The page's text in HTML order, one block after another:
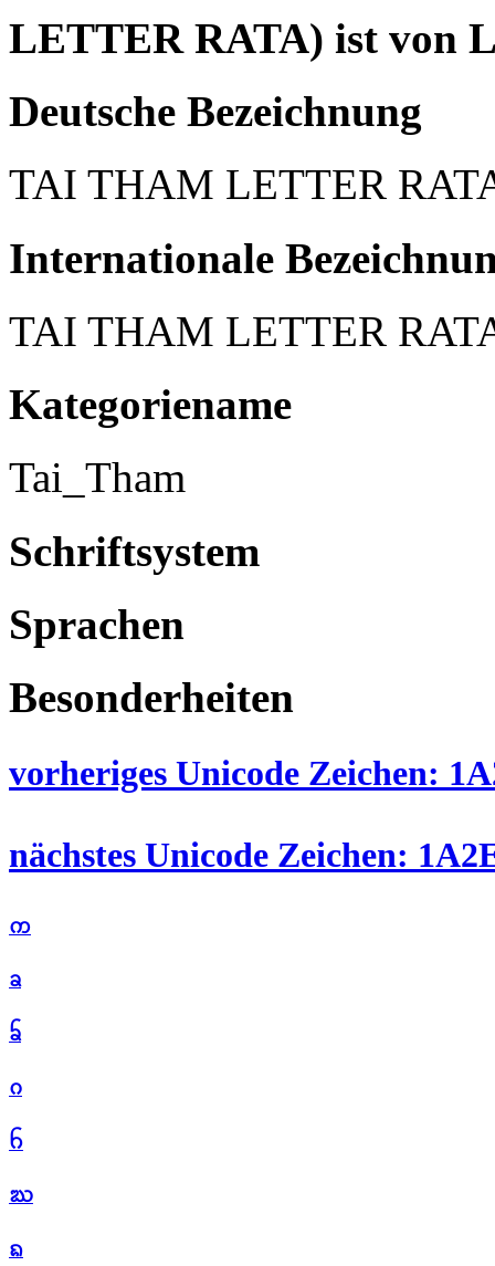
LETTER RATA) ist von
Deutsche Bezeichnung
TAI THAM LETTER
Internationale
TAI THAM LETTER
Kategoriename
Tai_Tham
Schriftsystem
Sprachen
Besonderheiten
vorheriges Unicode Zeichen:
nächstes Unicode Zeichen:
ᨠ
ᨡ
ᨢ
ᨣ
ᨤ
ᨥ
ᨦ